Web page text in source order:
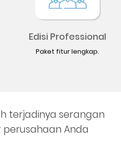
Edisi Professional
Paket fitur lengkap.
terjadinya serangan
perusahaan Anda